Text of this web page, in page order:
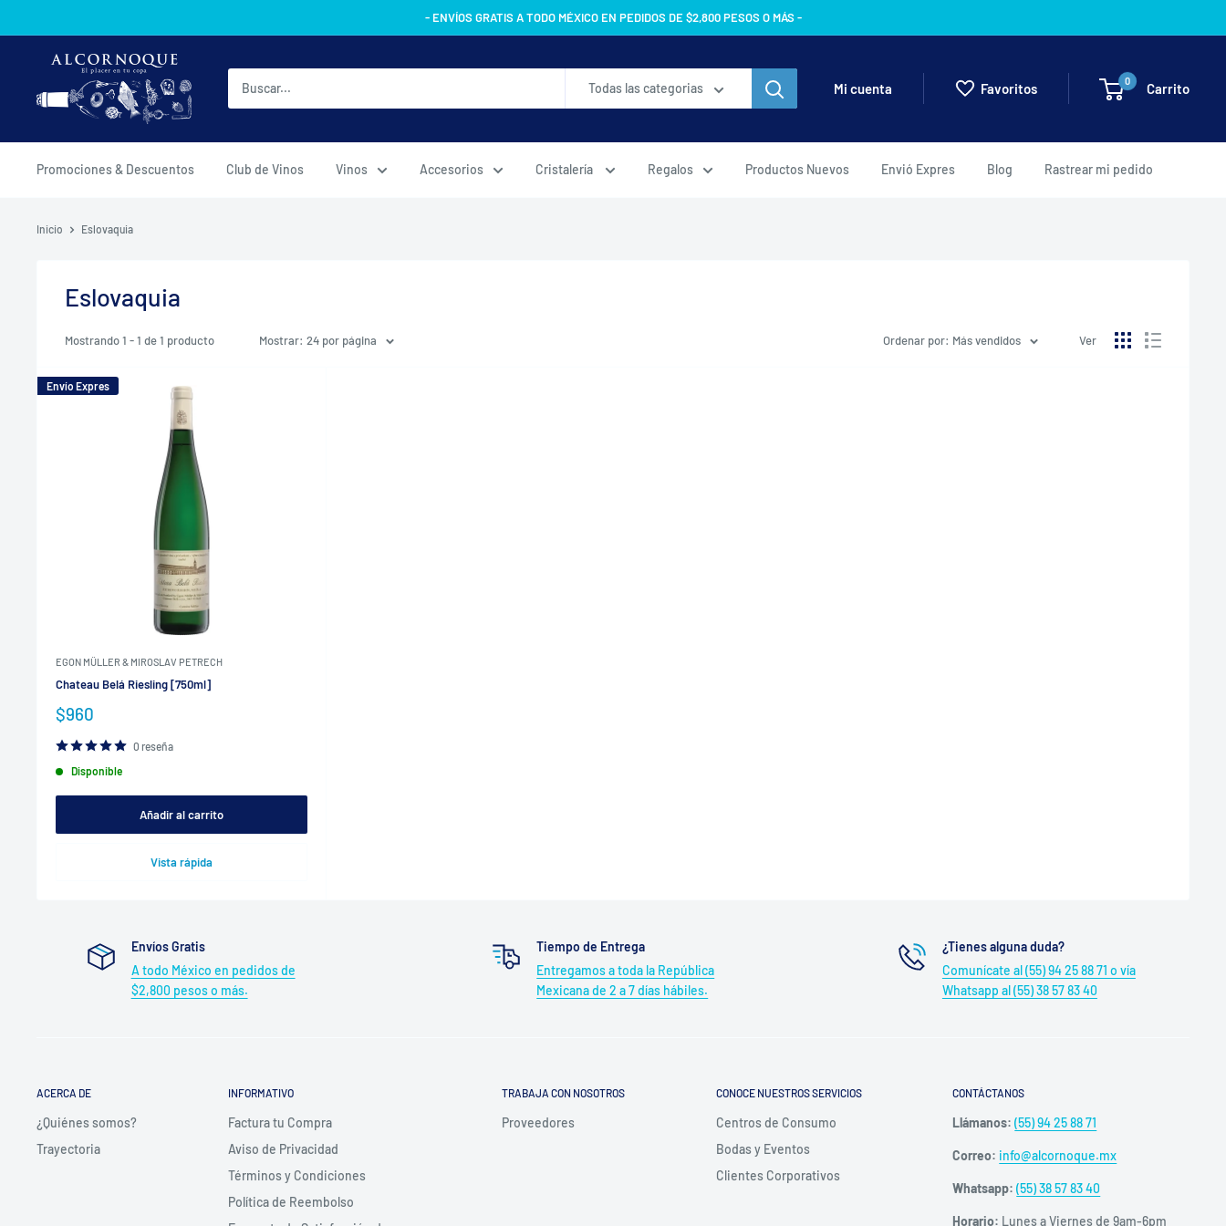
directamente
- ENVÍOS GRATIS A TODO MÉXICO EN PEDIDOS DE $2,800 PESOS O MÁS -
AlcornoqueMX
Todas las categorias
Mi cuenta Favoritos 0 Carrito
Promociones & Descuentos Club de Vinos Vinos Accesorios Cristalería Regalos Productos Nuevos Envió Expres Blog Rastrear mi pedido
Inicio Eslovaquia
Eslovaquia
Mostrando 1 - 1 de 1 producto Mostrar: 24 por página Ordenar por: Más vendidos Ver
Envío Expres
EGON MÜLLER & MIROSLAV PETRECH
Chateau Belá Riesling [750ml]
Precio
venta
$960
0 reseña
Disponible
Añadir al carrito
Vista rápida
Envíos Gratis
A todo México en pedidos de
$2,800 pesos o más.
Tiempo de Entrega
Entregamos a toda la República
Mexicana de 2 a 7 días hábiles.
¿Tienes alguna duda?
Comunícate al (55) 94 25 88 71 o vía
Whatsapp al (55) 38 57 83 40
ACERCA DE
¿Quiénes somos?
Trayectoria
INFORMATIVO
Factura tu Compra
Aviso de Privacidad
Términos y Condiciones
Política de Reembolso
TRABAJA CON NOSOTROS
Proveedores
CONOCE NUESTROS SERVICIOS
Centros de Consumo
Bodas y Eventos
Clientes Corporativos
CONTÁCTANOS
Llámanos:(55) 94 25 88 71
Correo: info@alcornoque.mx
Whatsapp:(55) 38 57 83 40
Horario: Lunes a Viernes de 9am-6pm